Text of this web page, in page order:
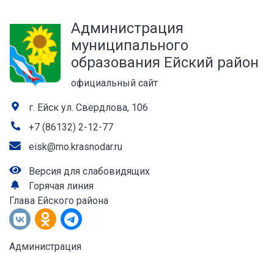
Администрация
муниципального
образования Ейский район
официальный сайт
г. Ейск ул. Свердлова, 106
+7 (86132) 2-12-77
eisk@mo.krasnodar.ru
Версия для слабовидящих
Горячая линия
Глава Ейского района
Администрация